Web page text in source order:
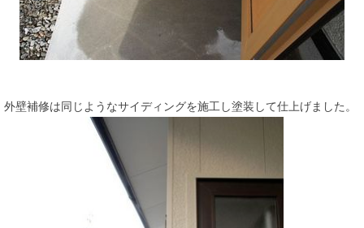
外壁補修は同じようなサイディングを施工し塗装して仕上げました。